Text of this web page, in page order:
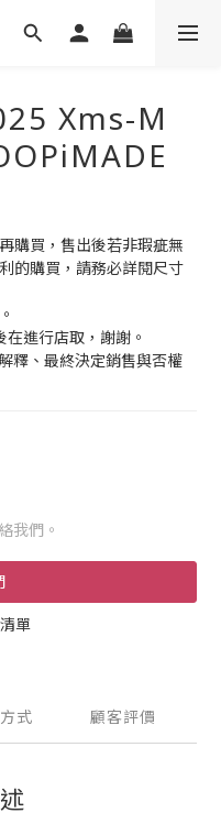
Xms-M
購買，售出後若非瑕疵無
的購買，請務必詳閱尺寸
進行店取，謝謝。
釋、最終決定銷售與否權
我們。
單
式 顧客評價